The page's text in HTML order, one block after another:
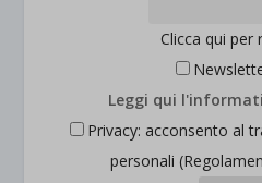
Clicca qui per
Leggi qui
Privacy: acconsento al
personali